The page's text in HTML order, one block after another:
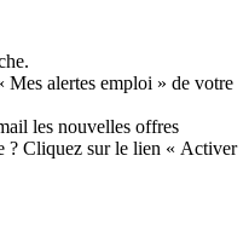
Mes alertes emploi » de votre
les nouvelles offres
? Cliquez sur le lien « Activer